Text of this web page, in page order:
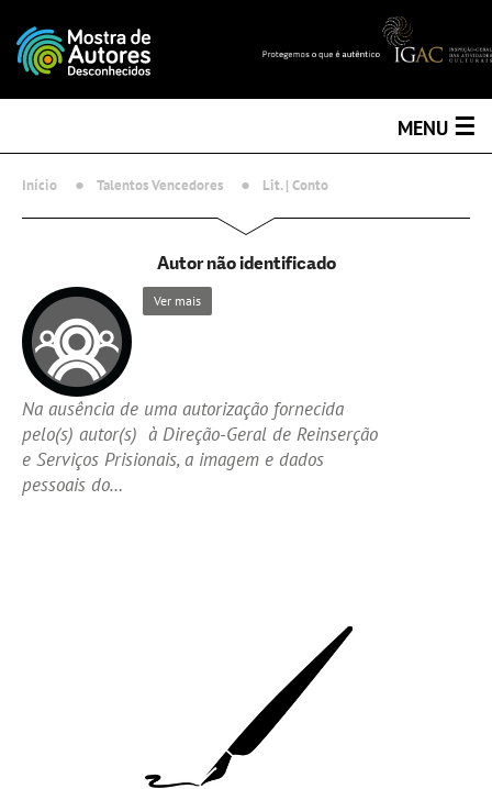
MENU ☰
Início Talentos Vencedores Lit. | Conto
Autor não identificado
Na ausência de uma autorização fornecida
pelo(s) autor(s) à Direção-Geral de Reinserção
e Serviços Prisionais, a imagem e dados
pessoais do…
Ver mais